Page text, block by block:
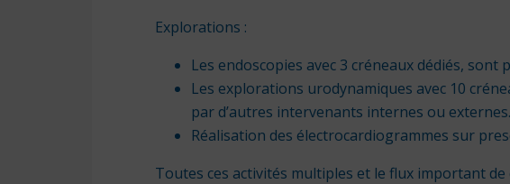
Explorations :
Les endoscopies avec 3 créneaux dédiés,
Les explorations urodynamiques avec 10
par d’autres intervenants internes ou externes.
Réalisation des électrocardiogrammes sur
Toutes ces activités multiples et le flux important